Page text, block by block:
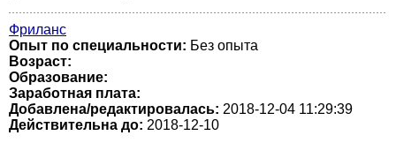
Фриланс
Опыт по специальности: Без опыта
Возраст:
Образование:
Заработная плата:
Добавлена/редактировалась: 2018-12-04 11:29:39
Действительна до: 2018-12-10